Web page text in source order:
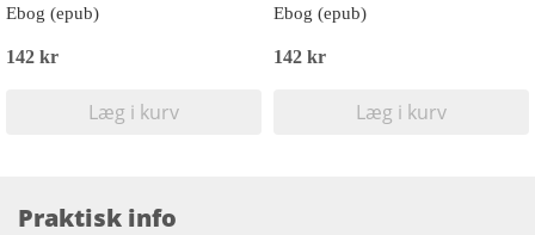
Ebog (epub)
142 kr
Læg i kurv
Ebog (epub)
142 kr
Læg i kurv
Praktisk info